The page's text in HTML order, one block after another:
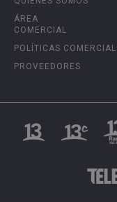
ÁREA
COMERCIAL
POLÍTICAS
PROVEEDORES